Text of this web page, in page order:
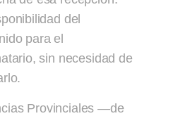
del
para el
sin necesidad de
Provinciales —de